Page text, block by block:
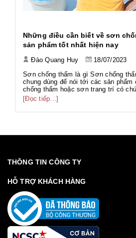
Những điều cần biết về sơn
sản phẩm tốt nhất hiện nay
Đào Quang Huy
18/07/2023
Sơn chống thấm là gì Sơn chống
chung dùng để nói tới các sản phẩm
chống thấm hoặc sơn trang trí có
Với thành phần đa dạng như gốc
măng... phục vụ nhiều hạng mục
đích khác nhau. Sơn chố...
[Đọc tiếp...]
THÔNG TIN CÔNG TY
HỖ TRỢ KHÁCH HÀNG